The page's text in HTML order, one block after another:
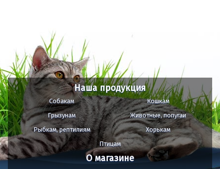
Наша продукция
Собакам
Кошкам
Грызунам
Животные, попугаи
Рыбкам, рептилиям
Хорькам
Птицам
О магазине